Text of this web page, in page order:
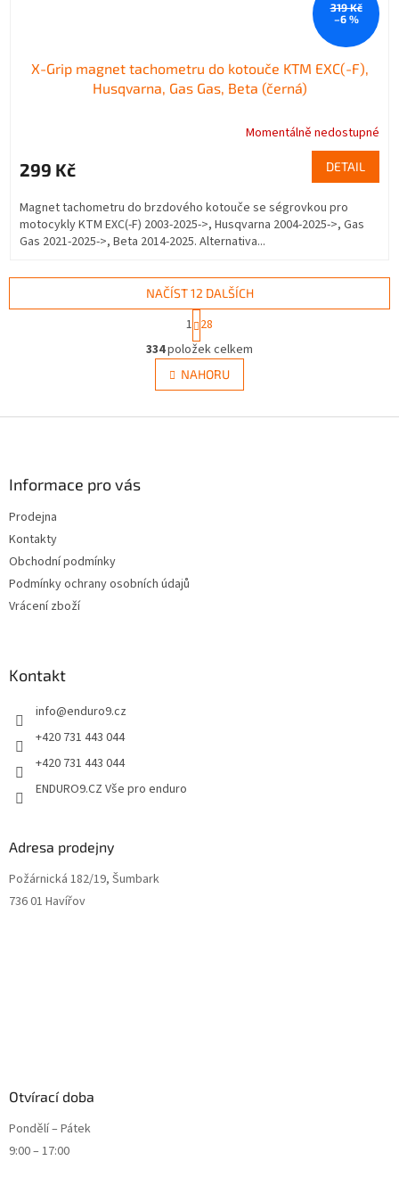
319 Kč
–6 %
X-Grip magnet tachometru do kotouče KTM EXC(-F),
Husqvarna, Gas Gas, Beta (černá)
Momentálně nedostupné
299 Kč DETAIL
Magnet tachometru do brzdového kotouče se ségrovkou pro
motocykly KTM EXC(-F) 2003-2025->, Husqvarna 2004-2025->, Gas
Gas 2021-2025->, Beta 2014-2025. Alternativa...
O
v
l
á
NAČÍST 12 DALŠÍCH
S
t
r
á
n
k
v
1 28
334položek celkem
NAHORU
Informace pro vás
Prodejna
Kontakty
Obchodní podmínky
Podmínky ochrany osobních údajů
Vrácení zboží
Kontakt
info@enduro9.cz
+420 731 443 044
+420 731 443 044
ENDURO9.CZ Vše pro enduro
Adresa prodejny
Požárnická 182/19, Šumbark
736 01 Havířov
Otvírací doba
Pondělí – Pátek
9:00 – 17:00